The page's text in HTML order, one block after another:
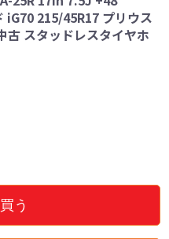
iG70 215/45R17 プリウス
古 スタッドレスタイヤホ
う